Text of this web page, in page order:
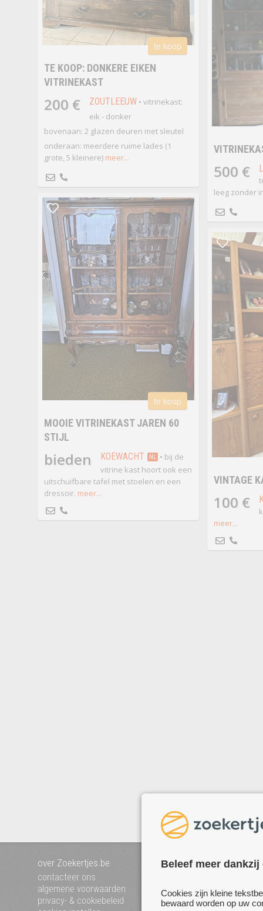
Beleef meer
Cookies zijn kleine
bewaard worden op uw
te koop
TE KOOP: DONKERE EIKEN
VITRINEKAST
200 € ZOUTLEEUW• vitrinekast:
eik - donker
bovenaan: 2 glazen deuren met sleutel
onderaan: meerdere ruime lades (1
grote, 5 kleinere) meer...
500 €
leeg zonder
te koop
MOOIE VITRINEKAST JAREN 60
STIJL
bieden KOEWACHT NL • bij de
vitrine kast hoort ook een
uitschuifbare tafel met stoelen en een
dressoir. meer...
VINTAGE
100 €
meer...
over Zoekertjes.be
contacteer ons
algemene voorwaarden
privacy- & cookiebeleid
voeg uw zoekertje toe